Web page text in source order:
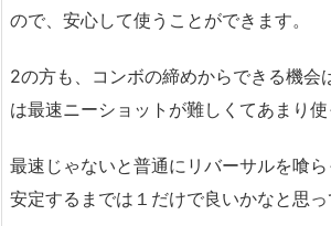
ので、安心して使うことができます。
2の方も、コンボの締めからできる機会
は最速ニーショットが難しくてあまり使
最速じゃないと普通にリバーサルを喰ら
安定するまでは１だけで良いかなと思っ